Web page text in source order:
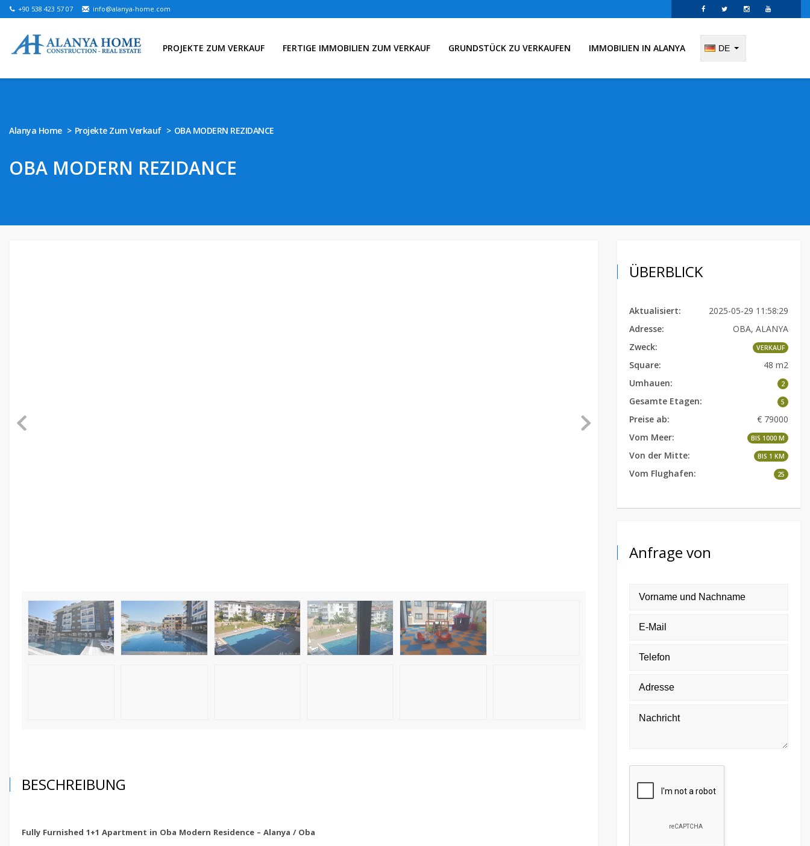
+90 538 423 57 07 info@alanya-home.com
DE
PROJEKTE ZUM VERKAUF FERTIGE IMMOBILIEN ZUM VERKAUF GRUNDSTÜCK ZU VERKAUFEN IMMOBILIEN IN ALANYA
Alanya Home Projekte Zum Verkauf OBA MODERN REZIDANCE
OBA MODERN REZIDANCE
BESCHREIBUNG
Fully Furnished 1+1 Apartment in Oba Modern Residence – Alanya / Oba
ÜBERBLICK
Aktualisiert:
2025-05-29 11:58:29
Adresse:
OBA, ALANYA
Zweck:
VERKAUF
Square:
48 m2
Umhauen:
2
Gesamte Etagen: 5
Preise ab:
€ 79000
Vom Meer:
BIS 1000 M
Von der Mitte: BIS 1 KM
Vom Flughafen: 25
Anfrage von